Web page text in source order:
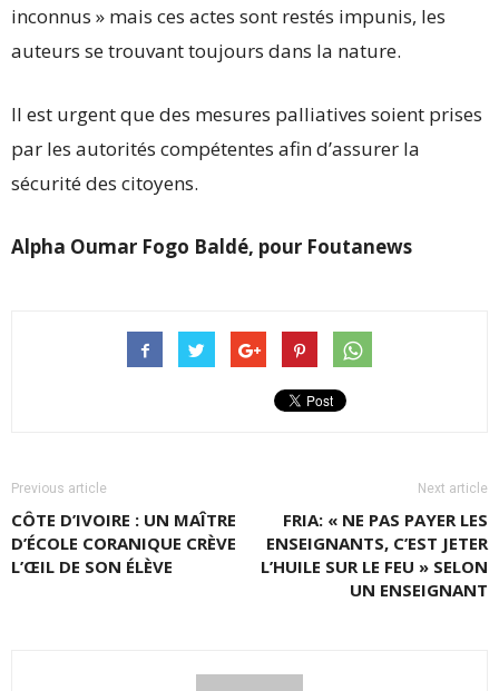
inconnus » mais ces actes sont restés impunis, les
auteurs se trouvant toujours dans la nature.
Il est urgent que des mesures palliatives soient prises
par les autorités compétentes afin d’assurer la
sécurité des citoyens.
Alpha Oumar Fogo Baldé, pour Foutanews
Previous article
CÔTE D’IVOIRE : UN MAÎTRE
D’ÉCOLE CORANIQUE CRÈVE
L’ŒIL DE SON ÉLÈVE
Next article
FRIA: « NE PAS PAYER LES
ENSEIGNANTS, C’EST JETER
L’HUILE SUR LE FEU » SELON
UN ENSEIGNANT